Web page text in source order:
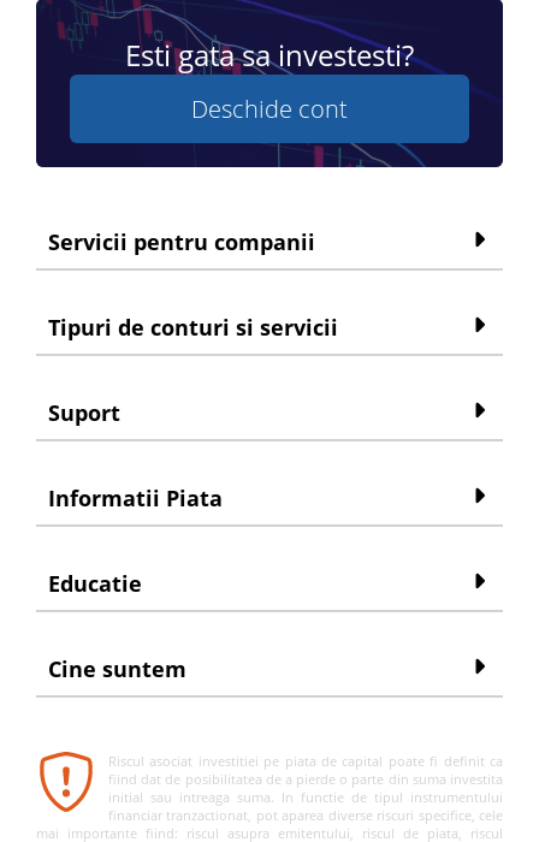
Esti gata sa investesti?
Deschide cont
Servicii pentru companii
Tipuri de conturi si servicii
Suport
Informatii Piata
Educatie
Cine suntem
Riscul asociat investitiei pe piata de capital poate fi definit ca
fiind dat de posibilitatea de a pierde o parte din suma investita
initial sau intreaga suma. In functie de tipul instrumentului
financiar tranzactionat, pot aparea diverse riscuri specifice, cele
mai importante fiind: riscul asupra emitentului, riscul de piata, riscul